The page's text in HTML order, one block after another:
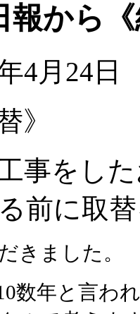
報から
4月24日
》
事をし
前に取
きました。
数年と言わ